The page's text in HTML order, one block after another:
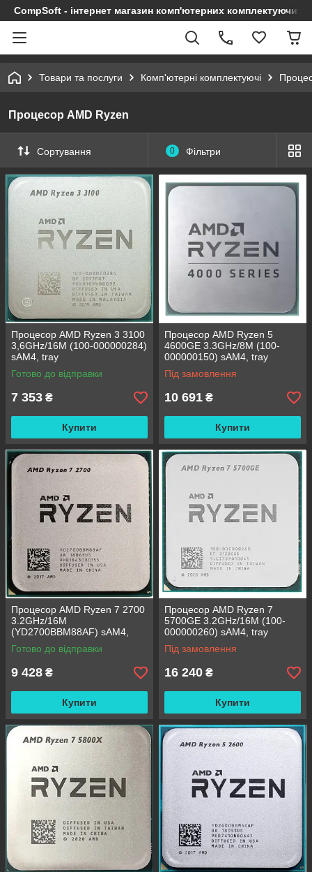
CompSoft - інтернет магазин комп'ютерних комплектуючих
Товари та послуги Комп'ютерні комплектуючі
Процесор AMD Ryzen
Сортування 0 Фільтри
Процесор AMD Ryzen 3 3100
3,6GHz/16M (100-000000284)
sAM4, tray
Готово до відправки
7 353 ₴
Купити
Процесор AMD Ryzen 5
4600GE 3.3GHz/8M (100-
000000150) sAM4, tray
Під замовлення
10 691 ₴
Купити
Процесор AMD Ryzen 7 2700
3.2GHz/16M
(YD2700BBM88AF) sAM4,
tray
Готово до відправки
9 428 ₴
Купити
Процесор AMD Ryzen 7
5700GE 3.2GHz/16M (100-
000000260) sAM4, tray
Під замовлення
16 240 ₴
Купити